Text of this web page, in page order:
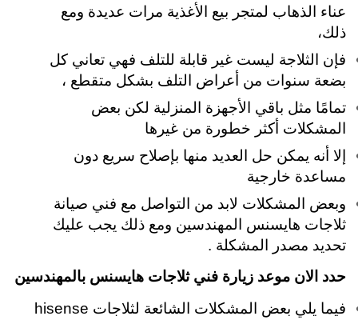
عناء الذهاب لمتجر بيع الأغذية مرات عديدة ومع
ذلك،
فإن الثلاجة ليست غير قابلة للتلف فهي تعاني كل
بضعة سنوات من أعراض التلف بشكل متقطع ،
تمامًا مثل باقي الأجهزة المنزلية لكن بعض
المشكلات أكثر خطورة من غيرها
إلا أنه يمكن حل العديد منها بإصلاح سريع دون
مساعدة خارجية
وبعض المشكلات لابد من التواصل مع فني صيانة
ثلاجات هايسنس المهندسين ومع ذلك يجب عليك
تحديد مصدر المشكلة .
حدد الان موعد زيارة فني ثلاجات هايسنس بالمهندسين
فيما يلي بعض المشكلات الشائعة لثلاجات hisense